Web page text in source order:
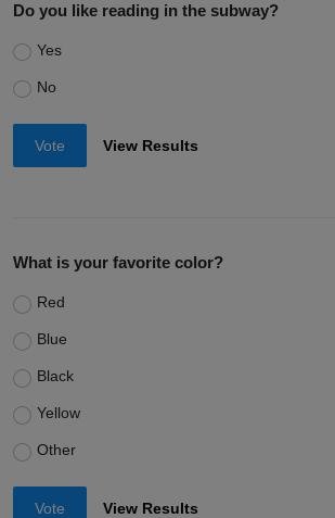
Do you like reading in the subway?
Yes
No
Vote View Results
What is your favorite color?
Red
Blue
Black
Yellow
Other
Vote View Results